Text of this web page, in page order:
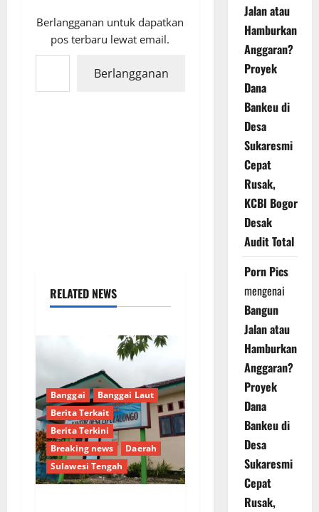
Berlangganan untuk dapatkan
pos terbaru lewat email.
Ketikkan email Anda...
Berlangganan
RELATED NEWS
Banggai
Banggai Laut
Berita Terkait
Berita Terkini
Breaking news
Daerah
Sulawesi Tengah
Jalan atau
Hamburkan
Anggaran?
Proyek
Dana
Bankeu di
Desa
Sukaresmi
Cepat
Rusak,
KCBI Bogor
Desak
Audit Total
Porn Pics
mengenai
Bangun
Jalan atau
Hamburkan
Anggaran?
Proyek
Dana
Bankeu di
Desa
Sukaresmi
Cepat
Rusak,